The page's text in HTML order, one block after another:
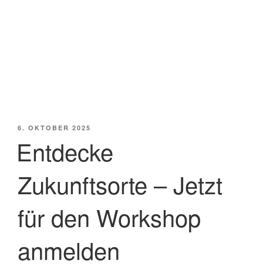
VERÖFFENTLICHT
6. OKTOBER 2025
Entdecke
Zukunftsorte – Jetzt
für den Workshop
anmelden